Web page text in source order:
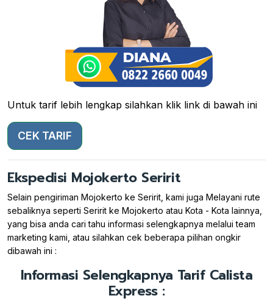
Untuk tarif lebih lengkap silahkan klik link di bawah ini
CEK TARIF
Ekspedisi Mojokerto Seririt
Selain pengiriman Mojokerto ke Seririt, kami juga Melayani rute
sebaliknya seperti Seririt ke Mojokerto atau Kota - Kota lainnya,
yang bisa anda cari tahu informasi selengkapnya melalui team
marketing kami, atau silahkan cek beberapa pilihan ongkir
dibawah ini :
Informasi Selengkapnya Tarif Calista
Express :